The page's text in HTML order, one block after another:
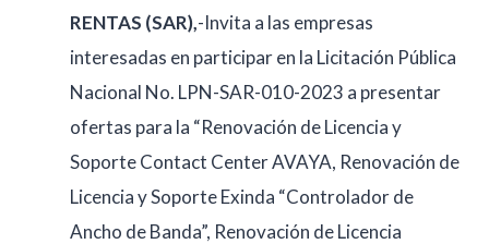
RENTAS (SAR),-Invita a las empresas
interesadas en participar en la Licitación Pública
Nacional No. LPN-SAR-010-2023 a presentar
ofertas para la “Renovación de Licencia y
Soporte Contact Center AVAYA, Renovación de
Licencia y Soporte Exinda “Controlador de
Ancho de Banda”, Renovación de Licencia